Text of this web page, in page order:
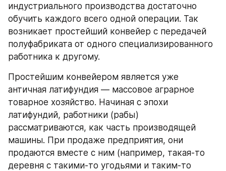
индустриального производства достаточно
обучить каждого всего одной операции. Так
возникает простейший конвейер с передачей
полуфабриката от одного специализированного
работника к другому.
Простейшим конвейером является уже
античная латифундия — массовое аграрное
товарное хозяйство. Начиная с эпохи
латифундий, работники (рабы)
рассматриваются, как часть производящей
машины. При продаже предприятия, они
продаются вместе с ним (например, такая-то
деревня с такими-то угодьями и таким-то